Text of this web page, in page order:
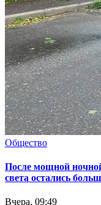
Общество
После мощной
света остались
Вчера, 09:49